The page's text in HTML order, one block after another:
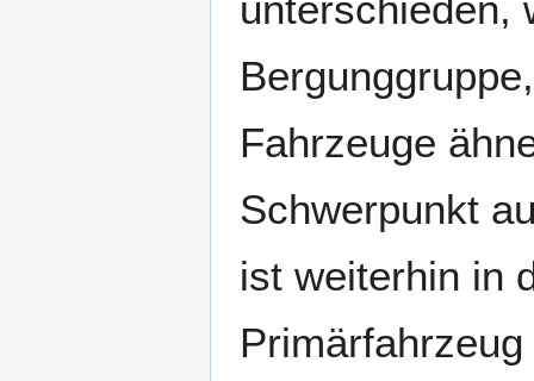
unterschieden,
Fahrzeuge
Schwerpunkt
ist weiterhin in